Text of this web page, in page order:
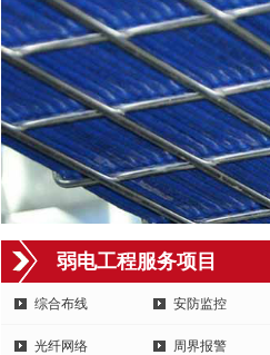
弱电工程服务项目
综合布线 安防监控
光纤网络 周界报警